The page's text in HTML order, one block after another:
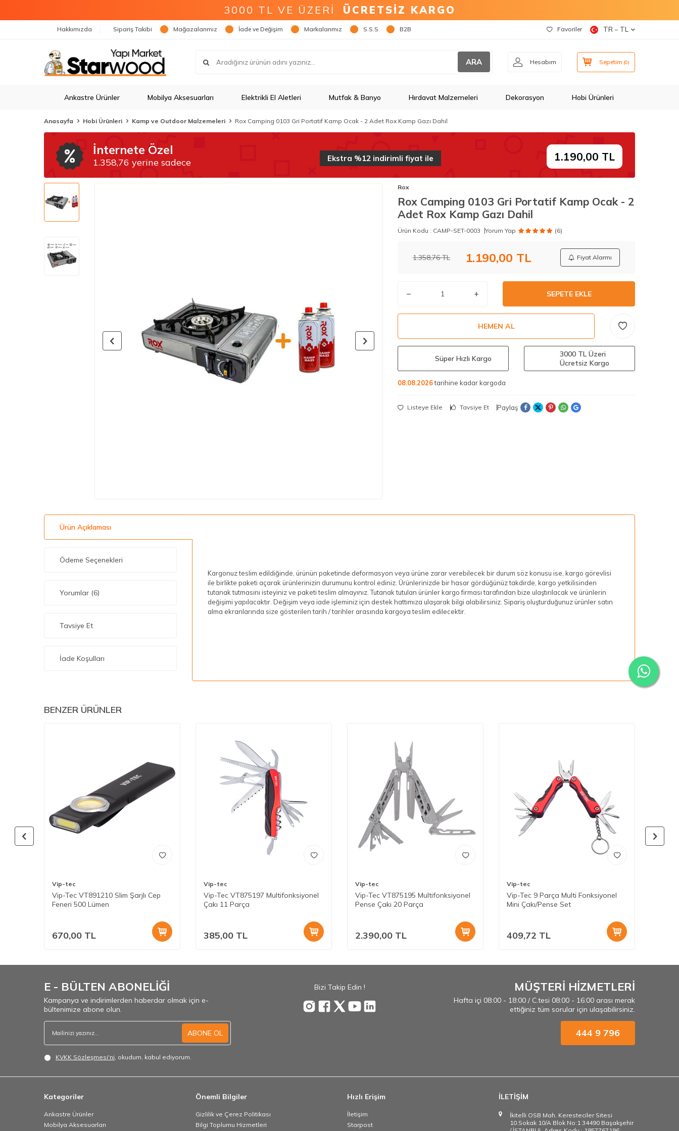
3000 TL VE ÜZERİ ÜCRETSİZ KARGO
Hakkımızda Sipariş Takibi Mağazalarımız İade ve Değişim Markalarımız S.S.S B2B Favoriler TR − TL
ARA Hesabım Sepetim (0)
Ankastre Ürünler Mobilya Aksesuarları Elektrikli El Aletleri Mutfak & Banyo Hırdavat Malzemeleri Dekorasyon Hobi Ürünleri
Anasayfa Hobi Ürünleri Kamp ve Outdoor Malzemeleri Rox Camping 0103 Gri Portatif Kamp Ocak - 2 Adet Rox Kamp Gazı Dahil
1.190,00 TL
İnternete Özel
1.358,76 yerine sadece Ekstra %12 indirimli fiyat ile
Rox
Rox Camping 0103 Gri Portatif Kamp Ocak - 2
Adet Rox Kamp Gazı Dahil
Ürün Kodu : CAMP-SET-0003 Yorum Yap (6)
1.358,76TL 1.190,00 TL Fiyat Alarmı
SEPETE EKLE
HEMEN AL
Süper Hızlı Kargo
3000 TL Üzeri
Ücretsiz Kargo
08.08.2026tarihine kadar kargoda
Listeye Ekle Tavsiye Et Paylaş
Ürün Açıklaması
Ödeme Seçenekleri
Yorumlar (6)
Tavsiye Et
İade Koşulları
Kargonuz teslim edildiğinde, ürünün paketinde deformasyon veya ürüne zarar verebilecek bir durum söz konusu ise, kargo görevlisi
ile birlikte paketi açarak ürünlerinizin durumunu kontrol ediniz. Ürünlerinizde bir hasar gördüğünüz takdirde, kargo yetkilisinden
tutanak tutmasını isteyiniz ve paketi teslim almayınız. Tutanak tutulan ürünler kargo firması tarafından bize ulaştırılacak ve ürünlerin
değişimi yapılacaktır. Değişim veya iade işleminiz için destek hattımıza ulaşarak bilgi alabilirsiniz. Sipariş oluşturduğunuz ürünler satın
alma ekranlarında size gösterilen tarih / tarihler arasında kargoya teslim edilecektir.
BENZER ÜRÜNLER
Vip-tec
Vip-Tec VT891210 Slim Şarjlı Cep
Feneri 500 Lümen
670,00 TL
Vip-tec
Vip-Tec VT875197 Multifonksiyonel
Çakı 11 Parça
385,00 TL
Vip-tec
Vip-Tec VT875195 Multifonksiyonel
Pense Çakı 20 Parça
2.390,00 TL
Vip-tec
Vip-Tec 9 Parça Multi Fonksiyonel
Mini Çakı/Pense Set
409,72 TL
E - BÜLTEN ABONELİĞİ
Kampanya ve indirimlerden haberdar olmak için e-
bültenimize abone olun.
ABONE OL
KVKK Sözleşmesi'ni , okudum, kabul ediyorum.
Bizi Takip Edin ! MÜŞTERİ HİZMETLERİ
Hafta içi 08:00 - 18:00 / C.tesi 08:00 - 16:00 arası merak
ettiğiniz tüm sorular için ulaşabilirsiniz.
444 9 796
Kategoriler
Ankastre Ürünler
Mobilya Aksesuarları
Önemli Bilgiler
Gizlilik ve Çerez Politikası
Bilgi Toplumu Hizmetleri
Hızlı Erişim
İletişim
Starpost
İLETİŞİM
İkitelli OSB Mah. Keresteciler Sitesi
10.Sokak 10/A Blok No:1 34490 Başakşehir